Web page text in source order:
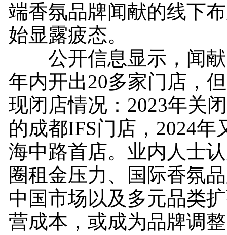
端香氛品牌闻献的线下
始显露疲态。
公开信息显示，闻献
年内开出20多家门店，
现闭店情况：2023年关
的成都IFS门店，2024年
海中路首店。业内人士
圈租金压力、国际香氛
中国市场以及多元品类
营成本，或成为品牌调